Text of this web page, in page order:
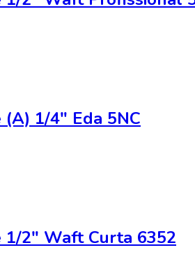
(A) 1/4" Eda 5NC
1/2" Waft Curta 6352